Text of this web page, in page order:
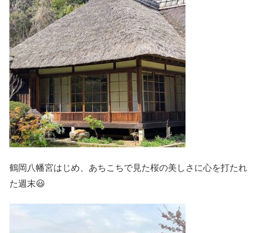
鶴岡八幡宮はじめ、あちこちで見た桜の美しさに心を打たれ
た週末😃